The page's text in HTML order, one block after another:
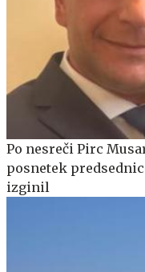
Po nesreči Pirc
posnetek
izginil